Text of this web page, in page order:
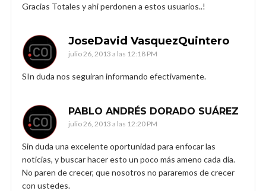
Gracias Totales y ahi perdonen a estos usuarios..!
JoseDavid VasquezQuintero
julio 26, 2013 a las 12:18 PM
SIn duda nos seguiran informando efectivamente.
PABLO ANDRÉS DORADO SUÁREZ
julio 26, 2013 a las 12:20 PM
Sin duda una excelente oportunidad para enfocar las
noticias, y buscar hacer esto un poco más ameno cada día.
No paren de crecer, que nosotros no pararemos de crecer
con ustedes.